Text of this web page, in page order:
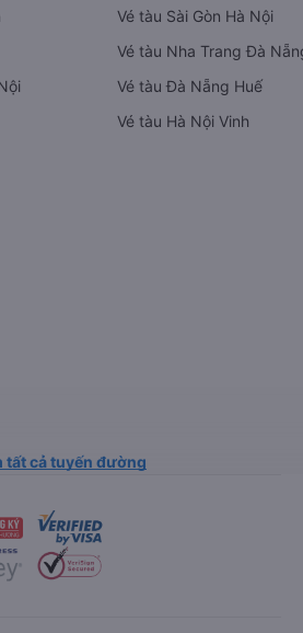
Vé tàu Sài Gòn Hà Nội
Vé tàu Nha Trang Đà
Vé tàu Đà Nẵng Huế
Vé tàu Hà Nội Vinh
tất cả tuyến đường